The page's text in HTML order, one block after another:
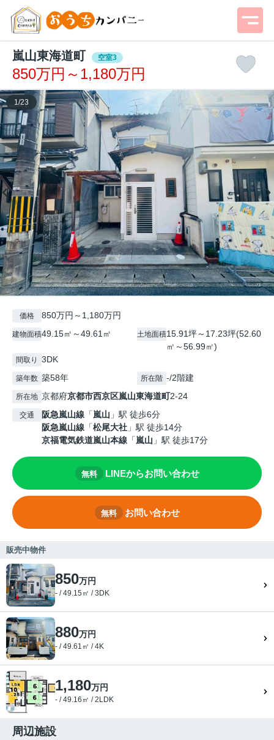
嵐山東海道町 空室3
850万円～1,180万円
1 /23
価格 850万円～1,180万円
建物面積49.15㎡～49.61㎡ 土地面積15.91坪～17.23坪(52.60
㎡～56.99㎡)
間取り 3DK
築年数 築58年 所在階 -/2階建
所在地 京都府京都市西京区嵐山東海道町2-24
交通 阪急嵐山線 「嵐山 」駅 徒歩6分
阪急嵐山線 「松尾大社 」駅 徒歩14分
京福電気鉄道嵐山本線 「嵐山 」駅 徒歩17分
無料 LINEからお問い合わせ
無料 お問い合わせ
販売中物件
850万円
- / 49.15㎡ / 3DK
880万円
- / 49.61㎡ / 4K
1,180万円
- / 49.16㎡ / 2LDK
周辺施設